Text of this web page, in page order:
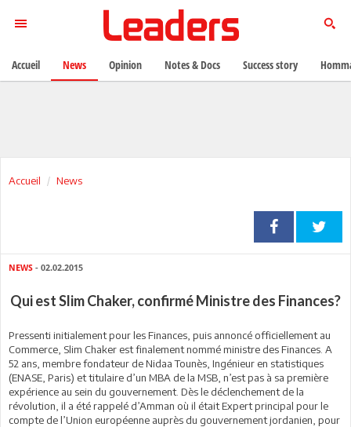
Accueil News
NEWS - 02.02.2015
Qui est Slim Chaker, confirmé Ministre des Finances?
Pressenti initialement pour les Finances, puis annoncé officiellement au
Commerce, Slim Chaker est finalement nommé ministre des Finances. A
52 ans, membre fondateur de Nidaa Tounès, Ingénieur en statistiques
(ENASE, Paris) et titulaire d’un MBA de la MSB, n’est pas à sa première
expérience au sein du gouvernement. Dès le déclenchement de la
révolution, il a été rappelé d’Amman où il était Expert principal pour le
compte de l’Union européenne auprès du gouvernement jordanien, pour
Accueil News Opinion Notes & Docs Success story